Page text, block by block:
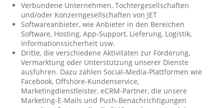
Verbundene Unternehmen, Tochtergesellschaften
und/oder Konzerngesellschaften von JET
Softwareanbieter, wie Anbieter in den Bereichen
Software, Hosting, App-Support, Lieferung, Logistik,
Informationssicherheit usw.
Dritte, die verschiedene Aktivitäten zur Förderung,
Vermarktung oder Unterstützung unserer Dienste
ausführen. Dazu zählen Social-Media-Plattformen wie
Facebook, Offshore-Kundenservice,
Marketingdienstleister, eCRM-Partner, die unsere
Marketing-E-Mails und Push-Benachrichtigungen